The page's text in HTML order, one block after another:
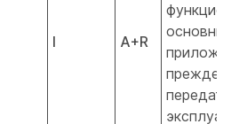
I A+R
прежде